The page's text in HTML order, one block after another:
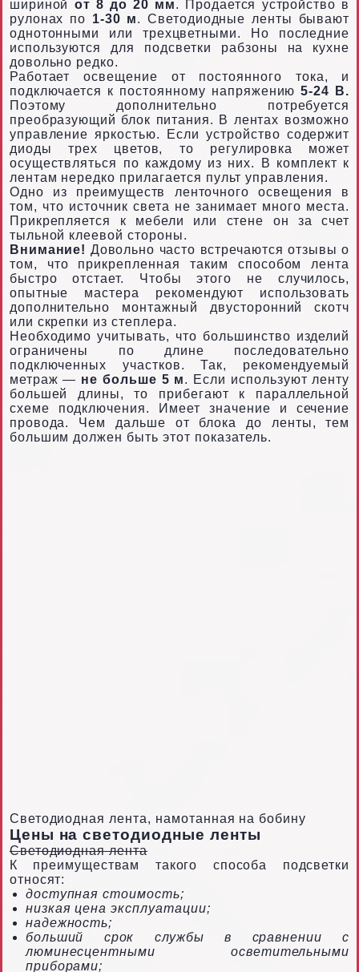
шириной от 8 до 20 мм. Продается устройство в
рулонах по 1-30 м. Светодиодные ленты бывают
однотонными или трехцветными. Но последние
используются для подсветки рабзоны на кухне
довольно редко.
Работает освещение от постоянного тока, и
подключается к постоянному напряжению 5-24 В.
Поэтому дополнительно потребуется
преобразующий блок питания. В лентах возможно
управление яркостью. Если устройство содержит
диоды трех цветов, то регулировка может
осуществляться по каждому из них. В комплект к
лентам нередко прилагается пульт управления.
Одно из преимуществ ленточного освещения в
том, что источник света не занимает много места.
Прикрепляется к мебели или стене он за счет
тыльной клеевой стороны.
Внимание! Довольно часто встречаются отзывы о
том, что прикрепленная таким способом лента
быстро отстает. Чтобы этого не случилось,
опытные мастера рекомендуют использовать
дополнительно монтажный двусторонний скотч
или скрепки из степлера.
Необходимо учитывать, что большинство изделий
ограничены по длине последовательно
подключенных участков. Так, рекомендуемый
метраж — не больше 5 м. Если используют ленту
большей длины, то прибегают к параллельной
схеме подключения. Имеет значение и сечение
провода. Чем дальше от блока до ленты, тем
большим должен быть этот показатель.
Светодиодная лента, намотанная на бобину
Цены на светодиодные ленты
Светодиодная лента
К преимуществам такого способа подсветки
относят:
доступная стоимость;
низкая цена эксплуатации;
надежность;
больший срок службы в сравнении с
люминесцентными осветительными
приборами;